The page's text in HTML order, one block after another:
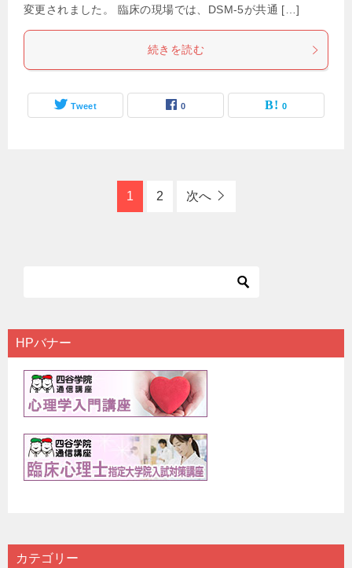
変更されました。 臨床の現場では、DSM-5が共通 […]
続きを読む
Tweet 0 0
1 2 次へ
HPバナー
カテゴリー